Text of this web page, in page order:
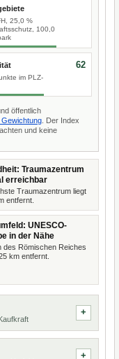
25,0 %
100,0
im PLZ-
62
öffentlich
. Der Index
und keine
Traumazentrum
erreichbar
Traumazentrum liegt
entfernt.
UNESCO-
in der Nähe
des Römischen Reiches
km entfernt.